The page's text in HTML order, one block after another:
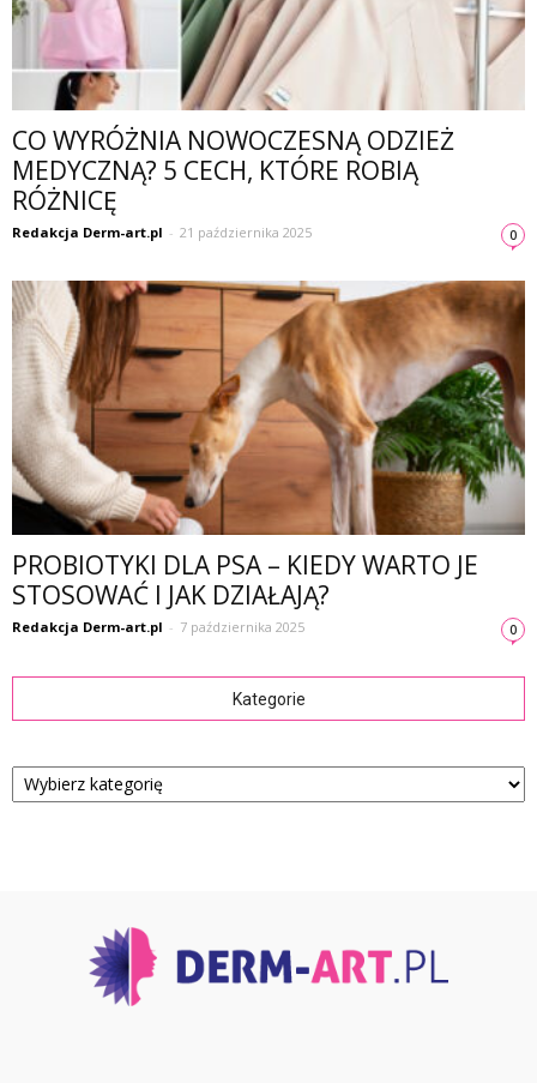
CO WYRÓŻNIA NOWOCZESNĄ ODZIEŻ
MEDYCZNĄ? 5 CECH, KTÓRE ROBIĄ
RÓŻNICĘ
Redakcja Derm-art.pl - 21 października 2025 0
PROBIOTYKI DLA PSA – KIEDY WARTO JE
STOSOWAĆ I JAK DZIAŁAJĄ?
Redakcja Derm-art.pl - 7 października 2025 0
Kategorie
Kategorie